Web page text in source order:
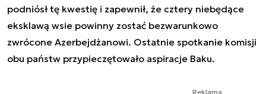
podniósł tę kwestię i zapewnił, że cztery niebędące
eksklawą wsie powinny zostać bezwarunkowo
zwrócone Azerbejdżanowi. Ostatnie spotkanie komisji
obu państw przypieczętowało aspiracje Baku.
Reklama